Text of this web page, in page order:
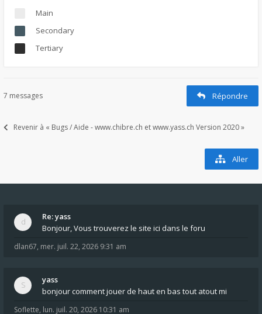
Main
Secondary
Tertiary
7 messages Répondre
Revenir à « Bugs / Aide - www.chibre.ch et www.yass.ch Version 2020 »
Aller
Re: yass
Bonjour, Vous trouverez le site ici dans le foru
dlan67, mer. juil. 22, 2026 9:31 am
yass
bonjour comment jouer de haut en bas tout atout mi
Soflette, lun. juil. 20, 2026 10:31 am